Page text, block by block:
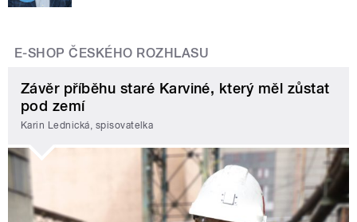
E-SHOP ČESKÉHO ROZHLASU
Závěr příběhu staré Karviné, který měl zůstat
pod zemí
Karin Lednická, spisovatelka